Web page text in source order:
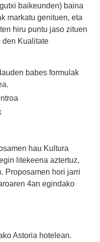
baikeunden) baina
markatu genituen, eta
hiru puntu jaso zituen
den Kualitate
babes formulak
hau Kultura
litekeena aztertuz,
Proposamen hori jarri
4an egindako
Astoria hotelean.